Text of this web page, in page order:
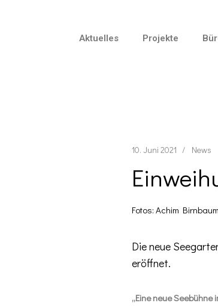
Aktuelles Projekte
10. Juni 2021 News
Fotos: Achim Birnbaum
Die neue
eröffnet.
„Eine neue